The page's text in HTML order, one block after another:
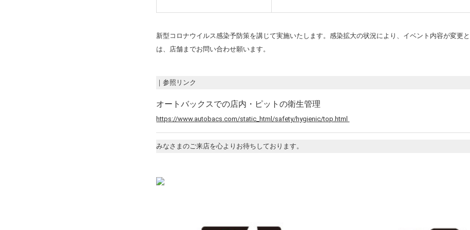
新型コロナウイルス感染予防策を講じて実施いたします。感染拡大の状況により、イベント内容が変更
は、店舗までお問い合わせ願います。
｜参照リンク
オートバックスでの店内・ピットの衛生管理
https://www.autobacs.com/static_html/safety/hygienic/top.html
みなさまのご来店を心よりお待ちしております。